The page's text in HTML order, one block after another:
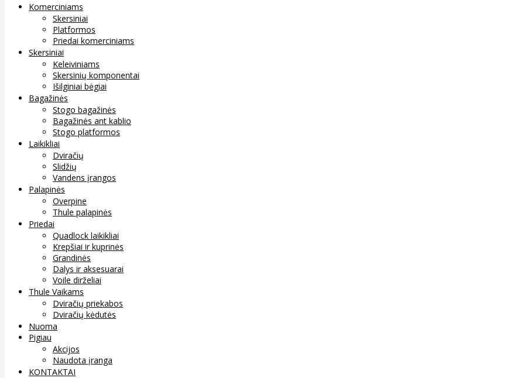
Komerciniams
Skersiniai
Platformos
Priedai komerciniams
Skersiniai
Keleiviniams
Skersinių komponentai
Išilginiai bėgiai
Bagažinės
Stogo bagažinės
Bagažinės ant kablio
Stogo platformos
Laikikliai
Dviračių
Slidžių
Vandens įrangos
Palapinės
Overpine
Thule palapinės
Priedai
Quadlock laikikliai
Krepšiai ir kuprinės
Grandinės
Dalys ir aksesuarai
Voile dirželiai
Thule Vaikams
Dviračių priekabos
Dviračių kėdutės
Nuoma
Pigiau
Akcijos
Naudota įranga
KONTAKTAI